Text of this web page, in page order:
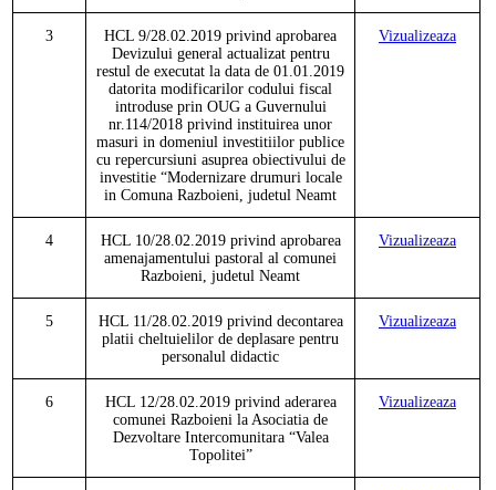
3 HCL 9/28.02.2019 privind aprobarea
Devizului general actualizat pentru
restul de executat la data de 01.01.2019
datorita modificarilor codului fiscal
introduse prin OUG a Guvernului
nr.114/2018 privind instituirea unor
masuri in domeniul investitiilor publice
cu repercursiuni asuprea obiectivului de
investitie “Modernizare drumuri locale
in Comuna Razboieni, judetul Neamt
Vizualizeaza
4 HCL 10/28.02.2019 privind aprobarea
amenajamentului pastoral al comunei
Razboieni, judetul Neamt
Vizualizeaza
5 HCL 11/28.02.2019 privind decontarea
platii cheltuielilor de deplasare pentru
personalul didactic
Vizualizeaza
6 HCL 12/28.02.2019 privind aderarea
comunei Razboieni la Asociatia de
Dezvoltare Intercomunitara “Valea
Topolitei”
Vizualizeaza